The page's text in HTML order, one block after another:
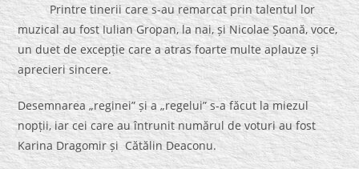
Printre tinerii care s-au remarcat prin talentul lor
muzical au fost Iulian Gropan, la nai, și Nicolae Șoană, voce,
un duet de excepție care a atras foarte multe aplauze și
aprecieri sincere.
Desemnarea „reginei” și a „regelui” s-a făcut la miezul
nopții, iar cei care au întrunit numărul de voturi au fost
Karina Dragomir și Cătălin Deaconu.